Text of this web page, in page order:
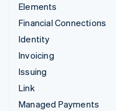
Elements
Financial Connections
Identity
Invoicing
Issuing
Link
Managed Payments